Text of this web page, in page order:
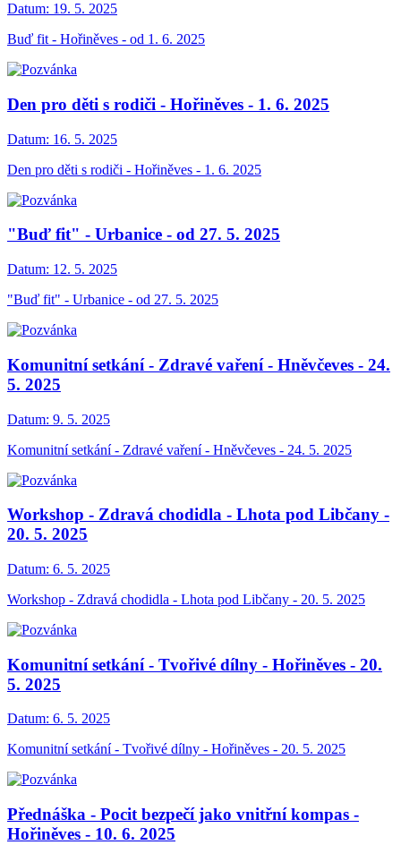
Datum: 19. 5. 2025
Buď fit - Hořiněves - od 1. 6. 2025
Den pro děti s rodiči - Hořiněves - 1. 6. 2025
Datum: 16. 5. 2025
Den pro děti s rodiči - Hořiněves - 1. 6. 2025
"Buď fit" - Urbanice - od 27. 5. 2025
Datum: 12. 5. 2025
"Buď fit" - Urbanice - od 27. 5. 2025
Komunitní setkání - Zdravé vaření - Hněvčeves - 24.
5. 2025
Datum: 9. 5. 2025
Komunitní setkání - Zdravé vaření - Hněvčeves - 24. 5. 2025
Workshop - Zdravá chodidla - Lhota pod Libčany -
20. 5. 2025
Datum: 6. 5. 2025
Workshop - Zdravá chodidla - Lhota pod Libčany - 20. 5. 2025
Komunitní setkání - Tvořivé dílny - Hořiněves - 20.
5. 2025
Datum: 6. 5. 2025
Komunitní setkání - Tvořivé dílny - Hořiněves - 20. 5. 2025
Přednáška - Pocit bezpečí jako vnitřní kompas -
Hořiněves - 10. 6. 2025